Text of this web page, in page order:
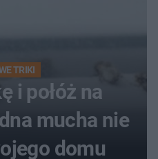
TRIKI
i połóż na
mucha nie
domu